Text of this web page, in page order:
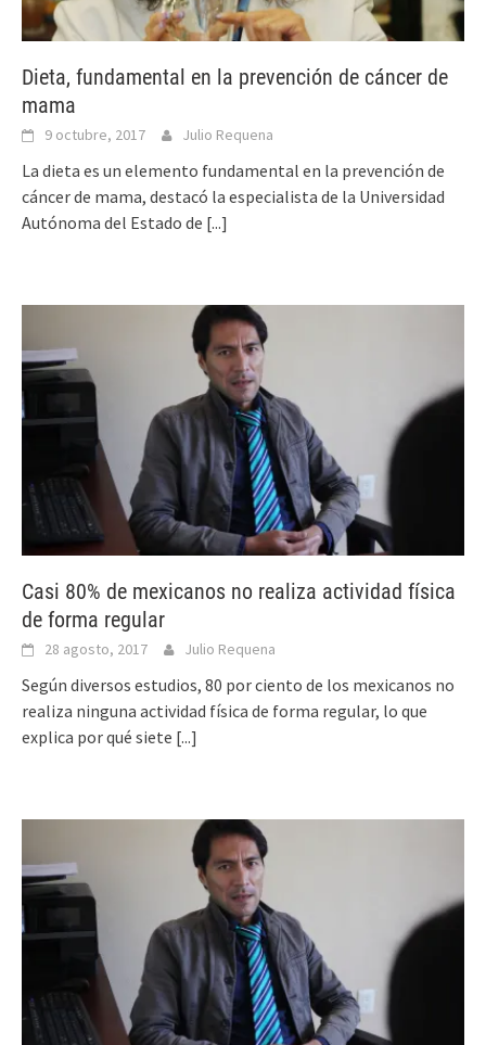
Dieta, fundamental en la prevención de cáncer de
mama
9 octubre, 2017 Julio Requena
La dieta es un elemento fundamental en la prevención de
cáncer de mama, destacó la especialista de la Universidad
Autónoma del Estado de [...]
Casi 80% de mexicanos no realiza actividad física
de forma regular
28 agosto, 2017 Julio Requena
Según diversos estudios, 80 por ciento de los mexicanos no
realiza ninguna actividad física de forma regular, lo que
explica por qué siete [...]